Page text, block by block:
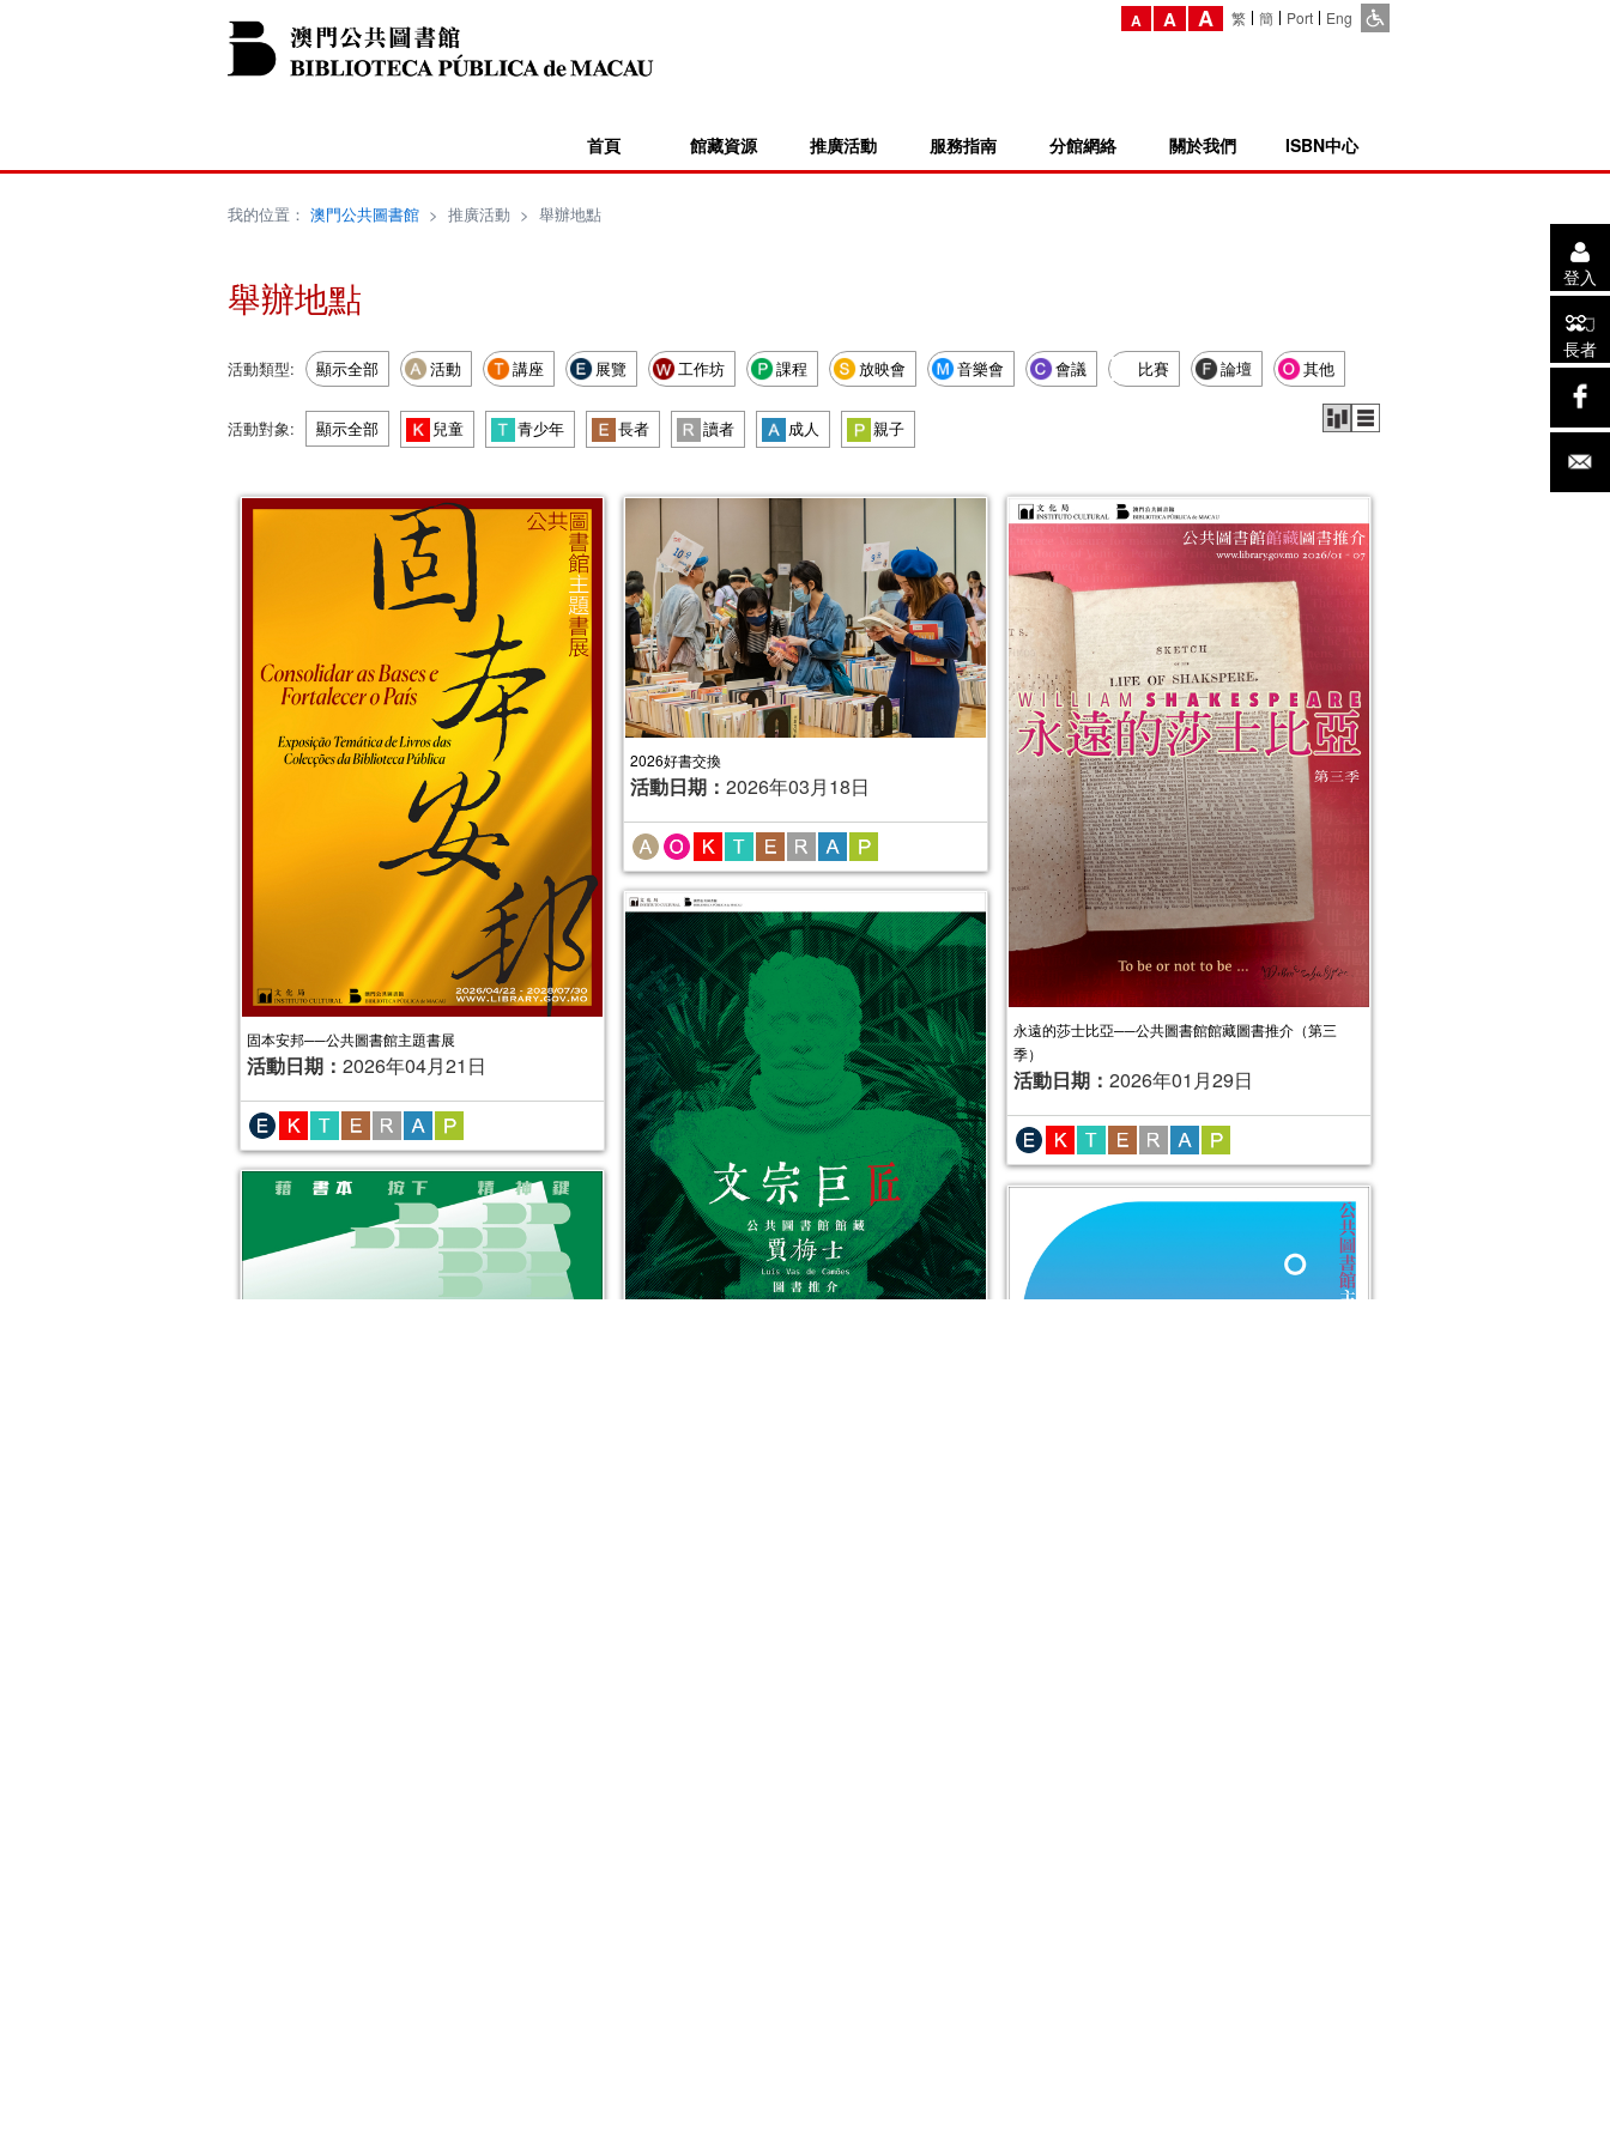
A A A 繁 簡 Port Eng
首頁 館藏資源 推廣活動 服務指南 分館網絡 關於我們 ISBN中心
登入
長者
我的位置： 澳門公共圖書館> 推廣活動 > 舉辦地點
舉辦地點
活動類型: 顯示全部 活動 講座 展覽 工作坊 課程 放映會 音樂會 會議 比賽 論壇 其他
活動對象: 顯示全部 兒童 青少年 長者 讀者 成人 親子
固本安邦──公共圖書館主題書展
活動日期： 2026年04月21日
2026好書交換
活動日期： 2026年03月18日
永遠的莎士比亞──公共圖書館館藏圖書推介（第三
季）
活動日期： 2026年01月29日